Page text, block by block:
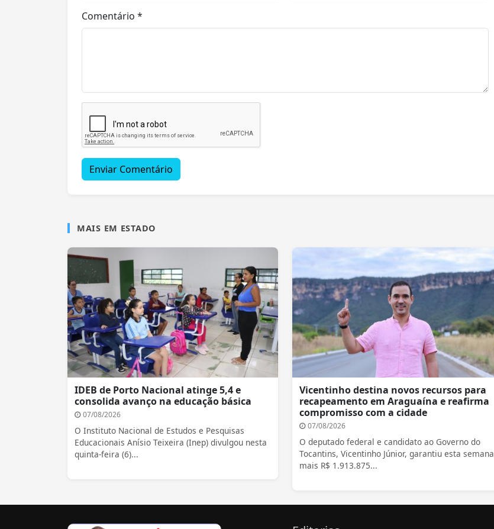
Comentário *
Enviar Comentário
MAIS EM ESTADO
IDEB de Porto Nacional atinge 5,4 e
consolida avanço na educação básica
07/08/2026
O Instituto Nacional de Estudos e Pesquisas
Educacionais Anísio Teixeira (Inep) divulgou nesta
quinta-feira (6)...
Vicentinho destina novos recursos para
recapeamento em Araguaína e reafirma
compromisso com a cidade
07/08/2026
O deputado federal e candidato ao Governo do
Tocantins, Vicentinho Júnior, garantiu esta semana
mais R$ 1.913.875...